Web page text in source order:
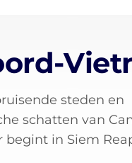
steden en
schatten van
in Siem